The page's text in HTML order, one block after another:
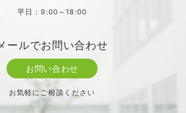
平日：9:00～18:00
ールでお問い合わせ
お問い合わせ
お気軽にご相談ください